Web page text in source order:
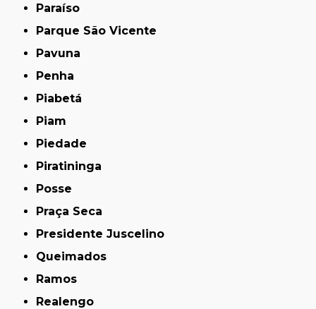
Paraíso
Parque São Vicente
Pavuna
Penha
Piabetá
Piam
Piedade
Piratininga
Posse
Praça Seca
Presidente Juscelino
Queimados
Ramos
Realengo